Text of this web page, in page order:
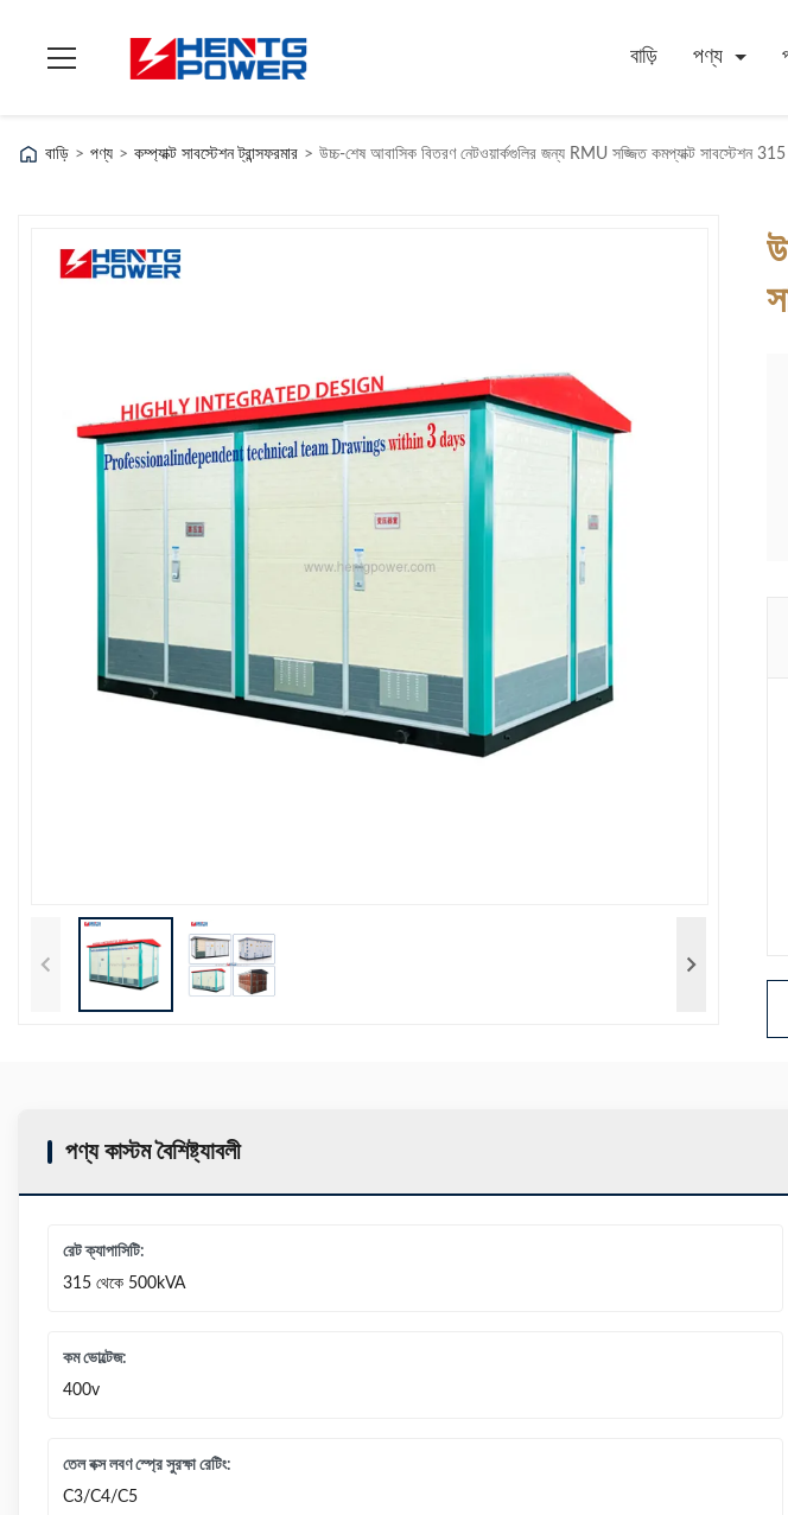
বাড়ি পণ্য
বাড়ি > পণ্য > কম্প্যাক্ট সাবস্টেশন ট্রান্সফরমার > উচ্চ-শেষ আবাসিক বিতরণ নেটওয়ার্কগুলির জন্য RMU সজ্জিত কমপ্যাক্ট
পণ্য কাস্টম বৈশিষ্ট্যাবলী
রেট ক্যাপাসিটি:
315 থেকে 500kVA
কম ভোল্টেজ:
400v
তেল বক্স লবণ স্প্রে সুরক্ষা রেটিং:
C3/C4/C5